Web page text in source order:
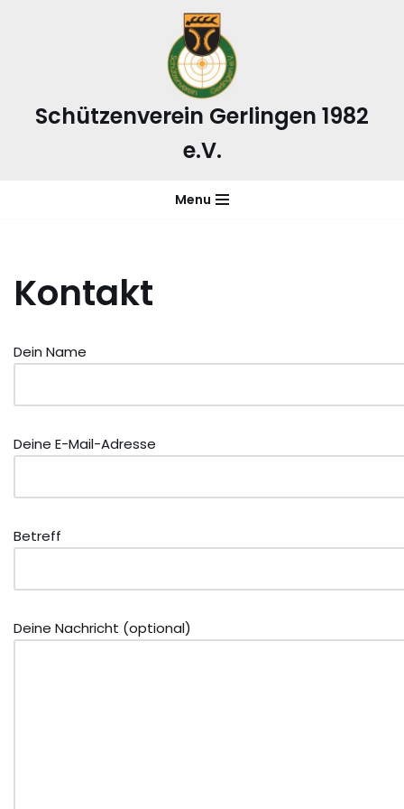
Schützenverein Gerlingen 1982
e.V.
Menu
Kontakt
Dein Name
Deine E-Mail-Adresse
Betreff
Deine Nachricht (optional)